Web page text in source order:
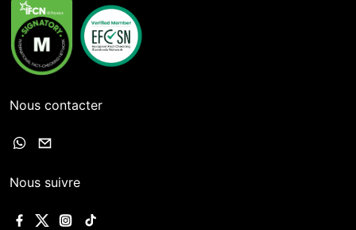
Nous contacter
Nous suivre